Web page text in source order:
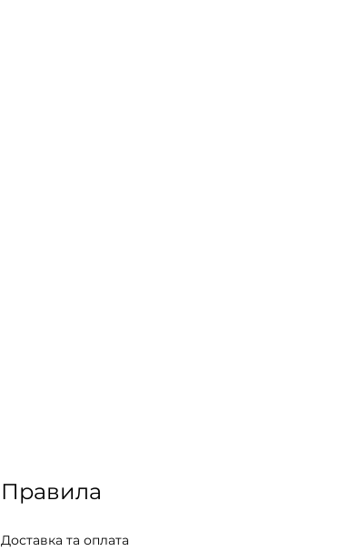
Правила
Доставка та оплата